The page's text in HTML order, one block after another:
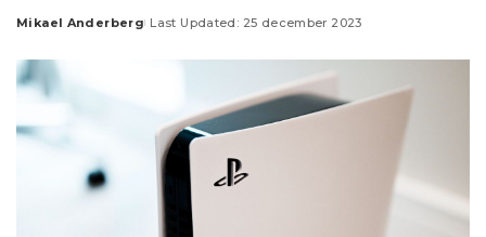
Posted
Mikael Anderberg Last Updated: 25 december 2023